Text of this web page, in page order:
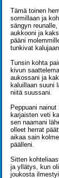
Tämä toinen
sormillaan ja
sängyn
aukkooni ja
pääni
tunkivat
Tunsin kohta
kivun
aukossani ja
kaluillaan suuni
niitä suussani.
Peppuani
karjaisten veti
sen naamani
olleet herrat
aikaa sain
päälleni.
Sitten
ja yllätys, kun
joukosta